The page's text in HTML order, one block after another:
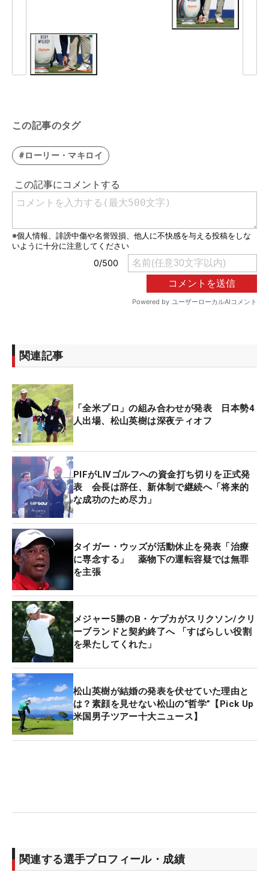
この記事のタグ
#ローリー・マキロイ
関連記事
「全米プロ」の組み合わせが発表 日本勢4
人出場、松山英樹は深夜ティオフ
PIFがLIVゴルフへの資金打ち切りを正式発
表 会長は辞任、新体制で継続へ「将来的
な成功のため尽力」
タイガー・ウッズが活動休止を発表「治療
に専念する」 薬物下の運転容疑では無罪
を主張
メジャー5勝のB・ケプカがスリクソン/クリ
ーブランドと契約終了へ 「すばらしい役割
を果たしてくれた」
松山英樹が結婚の発表を伏せていた理由と
は？素顔を見せない松山の“哲学”【Pick Up
米国男子ツアー十大ニュース】
関連する選手プロフィール・成績